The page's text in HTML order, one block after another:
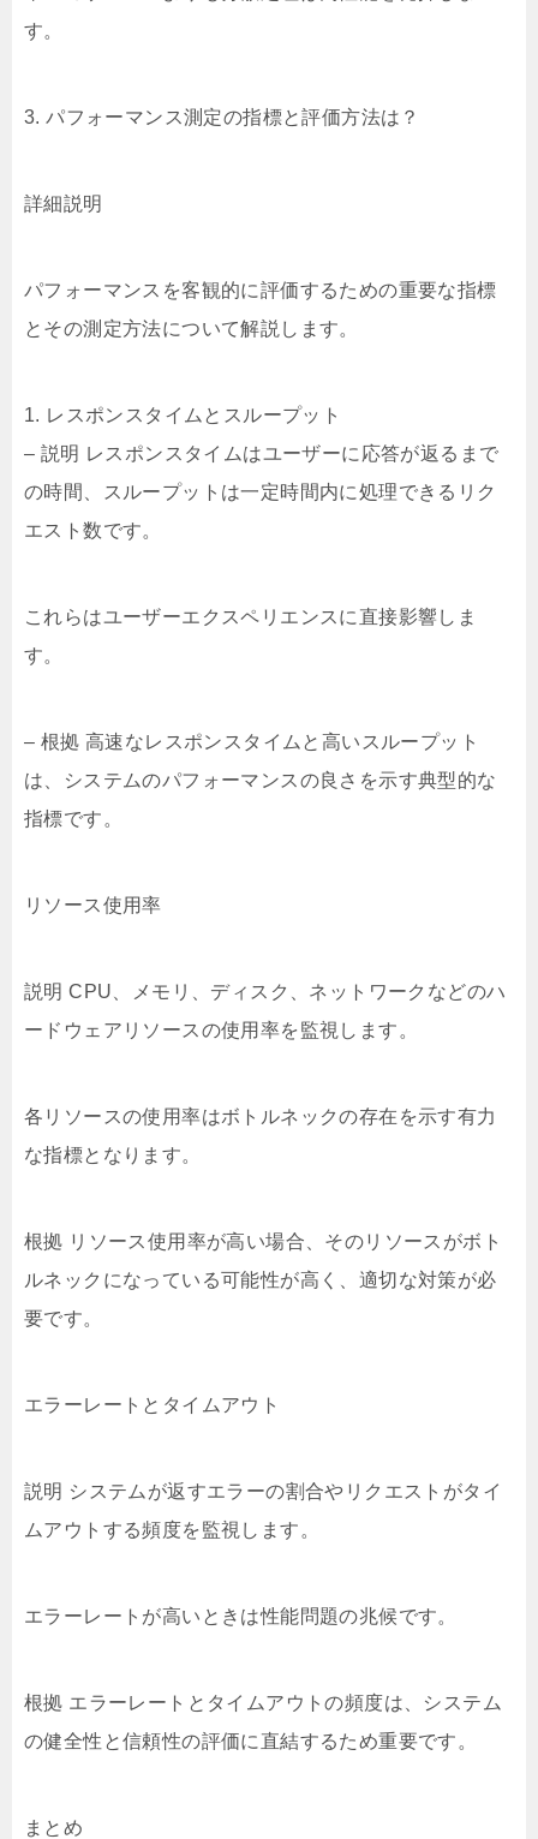
す。
3. パフォーマンス測定の指標と評価方法は？
詳細説明
パフォーマンスを客観的に評価するための重要な指標
とその測定方法について解説します。
1. レスポンスタイムとスループット
– 説明 レスポンスタイムはユーザーに応答が返るまで
の時間、スループットは一定時間内に処理できるリク
エスト数です。
これらはユーザーエクスペリエンスに直接影響しま
す。
– 根拠 高速なレスポンスタイムと高いスループット
は、システムのパフォーマンスの良さを示す典型的な
指標です。
リソース使用率
説明 CPU、メモリ、ディスク、ネットワークなどのハ
ードウェアリソースの使用率を監視します。
各リソースの使用率はボトルネックの存在を示す有力
な指標となります。
根拠 リソース使用率が高い場合、そのリソースがボト
ルネックになっている可能性が高く、適切な対策が必
要です。
エラーレートとタイムアウト
説明 システムが返すエラーの割合やリクエストがタイ
ムアウトする頻度を監視します。
エラーレートが高いときは性能問題の兆候です。
根拠 エラーレートとタイムアウトの頻度は、システム
の健全性と信頼性の評価に直結するため重要です。
まとめ